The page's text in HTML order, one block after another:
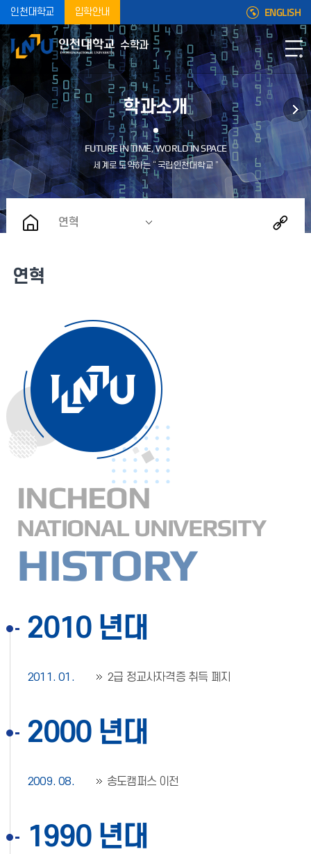
인천대학교 입학안내 ENGLISH
수학과
학과소개
연혁
연혁
INCHEON
NATIONAL UNIVERSITY
HISTORY
2010 년대
2011. 01. 2급 정교사자격증 취득 폐지
2000 년대
2009. 08. 송도캠퍼스 이전
1990 년대